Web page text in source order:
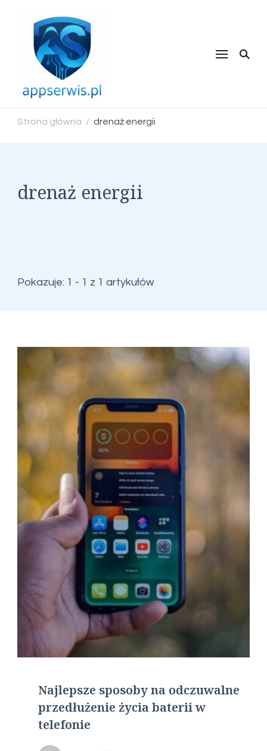
Strona główna / drenaż energii
drenaż energii
Pokazuje: 1 - 1 z 1 artykułów
Najlepsze sposoby na odczuwalne
przedłużenie życia baterii w
telefonie